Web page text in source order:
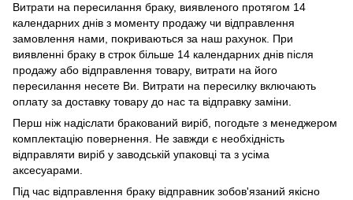
Витрати на пересилання браку, виявленого протягом 14
календарних днів з моменту продажу чи відправлення
замовлення нами, покриваються за наш рахунок. При
виявленні браку в строк більше 14 календарних днів після
продажу або відправлення товару, витрати на його
пересилання несете Ви. Витрати на пересилку включають
оплату за доставку товару до нас та відправку заміни.
Перш ніж надіслати бракований виріб, погодьте з менеджером
комплектацію повернення. Не завжди є необхідність
відправляти виріб у заводській упаковці та з усіма
аксесуарами.
Під час відправлення браку відправник зобов'язаний якісно